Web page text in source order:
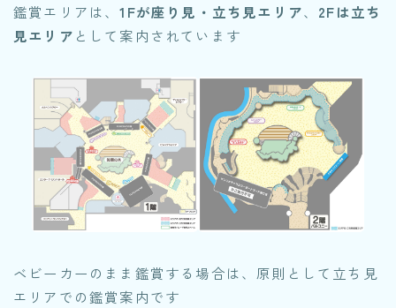
鑑賞エリアは、1Fが座り見・立ち見エリア、 2Fは立ち
見エリア として案内されています
ベビーカーのまま鑑賞する場合は、原則として立ち見
エリアでの鑑賞案内です